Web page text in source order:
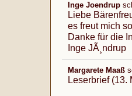
Inge Joendrup
Liebe
es freut mich
Danke für die
Inge JÃ¸ndrup
Margarete Maaß
Leserbrief (13.